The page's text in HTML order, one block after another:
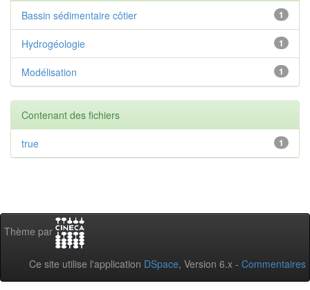
1
Bassin sédimentaire côtier
1
Hydrogéologie
1
Modélisation
Contenant des fichiers
1
true
Thème par
Ce site utilise l'application DSpace, Version 6.x - Commentaires